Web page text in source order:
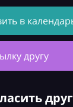
в
другу